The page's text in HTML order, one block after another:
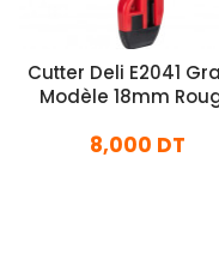
Cutter Deli E2041
Modèle 18mm
8,000 DT